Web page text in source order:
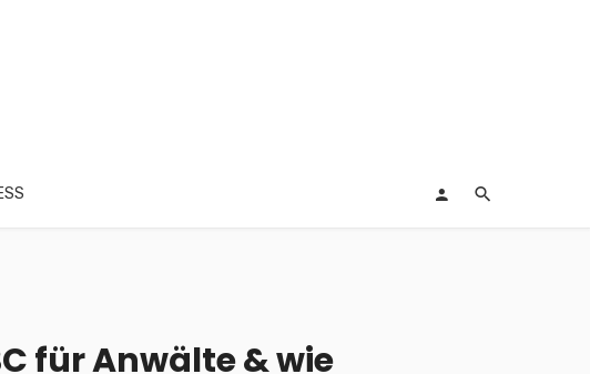
für Anwälte & wie